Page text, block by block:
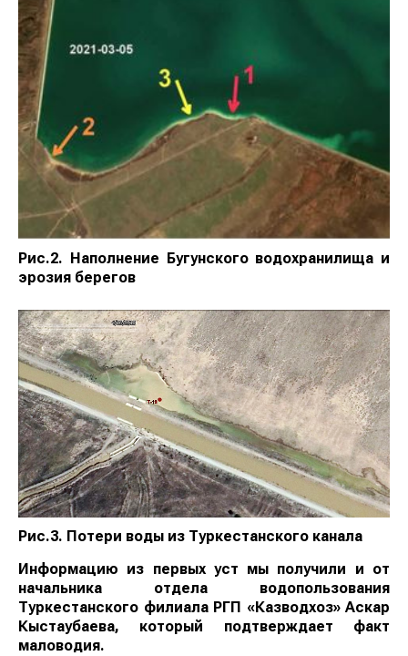
Рис.2. Наполнение Бугунского водохранилища и
эрозия берегов
Рис.3. Потери воды из Туркестанского канала
Информацию из первых уст мы получили и от
начальника отдела водопользования
Туркестанского филиала РГП «Казводхоз» Аскар
Кыстаубаева, который подтверждает факт
маловодия.